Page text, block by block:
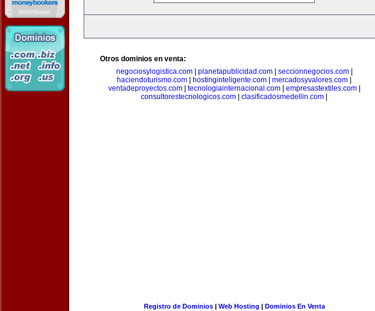
Otros dominios en venta:
negociosylogistica.com| planetapublicidad.com| seccionnegocios.com|
haciendoturismo.com
hostinginteligente.com mercadosyvalores.com
ventadeproyectos.com| tecnologiainternacional.com| empresastextiles.com|
consultorestecnologicos.com
clasificadosmedellin.com
Registro de Dominios| Web Hosting | Dominios En Venta